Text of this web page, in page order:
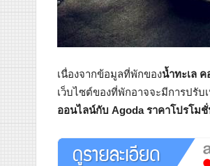
เนื่องจากข้อมูลที่พักของน้ำทะเล
เว็บไซต์ของที่พักอาจจะมีการปรั
ออนไลน์กับ Agoda ราคาโปรโม